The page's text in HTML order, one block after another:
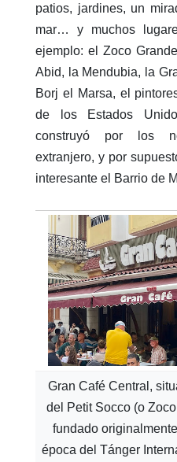
patios, jardines, un
mar… y muchos
ejemplo: el Zoco
Abid, la Mendubia, la
Borj el Marsa, el
de los Estados
construyó por los
extranjero, y por
interesante el Barrio de
Gran Café Central,
del Petit Socco (o
fundado
época del Tánger